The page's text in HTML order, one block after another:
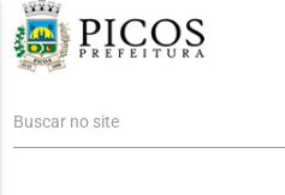
Buscar no site